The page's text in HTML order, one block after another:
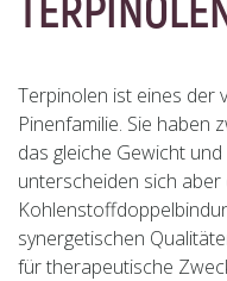
Terpinolen ist eines der
Pinenfamilie. Sie haben
das gleiche Gewicht
unterscheiden sich
synergetischen
für therapeutische